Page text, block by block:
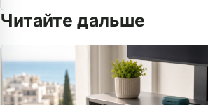
Читайте дальше